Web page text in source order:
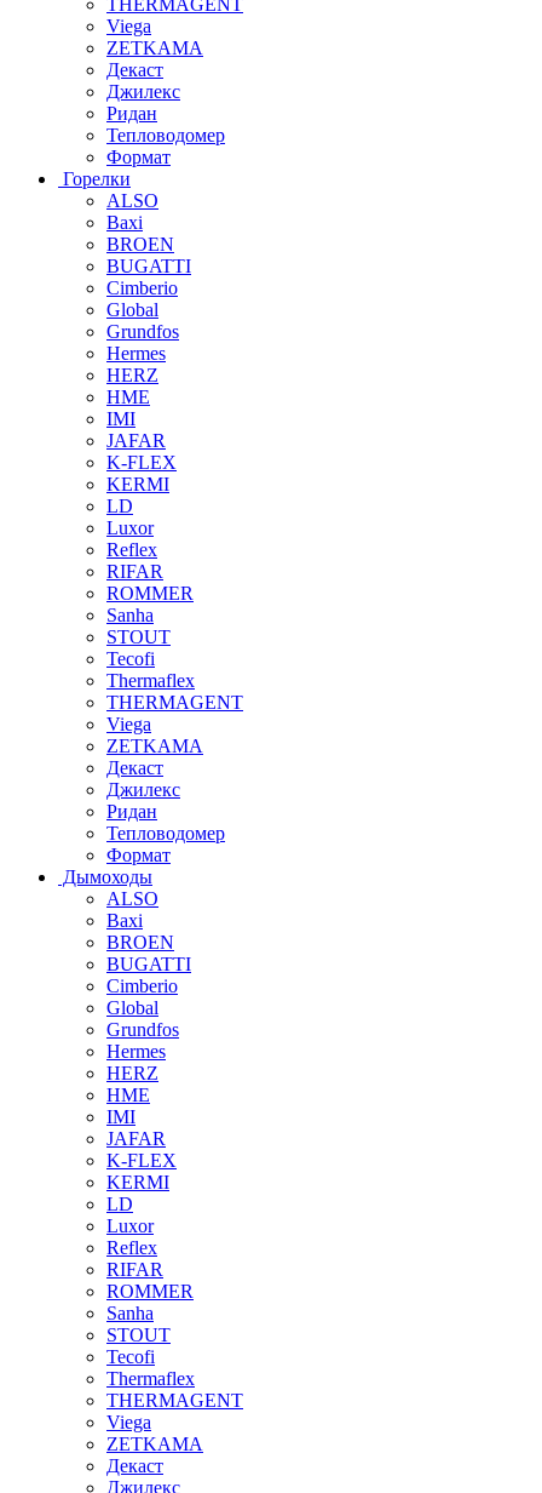
Viega
ZETKAMA
Декаст
Джилекс
Ридан
Тепловодомер
Формат
Горелки
ALSO
Baxi
BROEN
BUGATTI
Cimberio
Global
Grundfos
Hermes
HERZ
HME
IMI
JAFAR
K-FLEX
KERMI
LD
Luxor
Reflex
RIFAR
ROMMER
Sanha
STOUT
Tecofi
Thermaflex
THERMAGENT
Viega
ZETKAMA
Декаст
Джилекс
Ридан
Тепловодомер
Формат
Дымоходы
ALSO
Baxi
BROEN
BUGATTI
Cimberio
Global
Grundfos
Hermes
HERZ
HME
IMI
JAFAR
K-FLEX
KERMI
LD
Luxor
Reflex
RIFAR
ROMMER
Sanha
STOUT
Tecofi
Thermaflex
THERMAGENT
Viega
ZETKAMA
Декаст
Джилекс